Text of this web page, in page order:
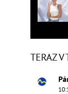
TERAZ V